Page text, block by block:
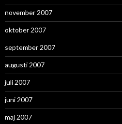
november 2007
oktober 2007
september 2007
augusti 2007
juli 2007
juni 2007
maj 2007